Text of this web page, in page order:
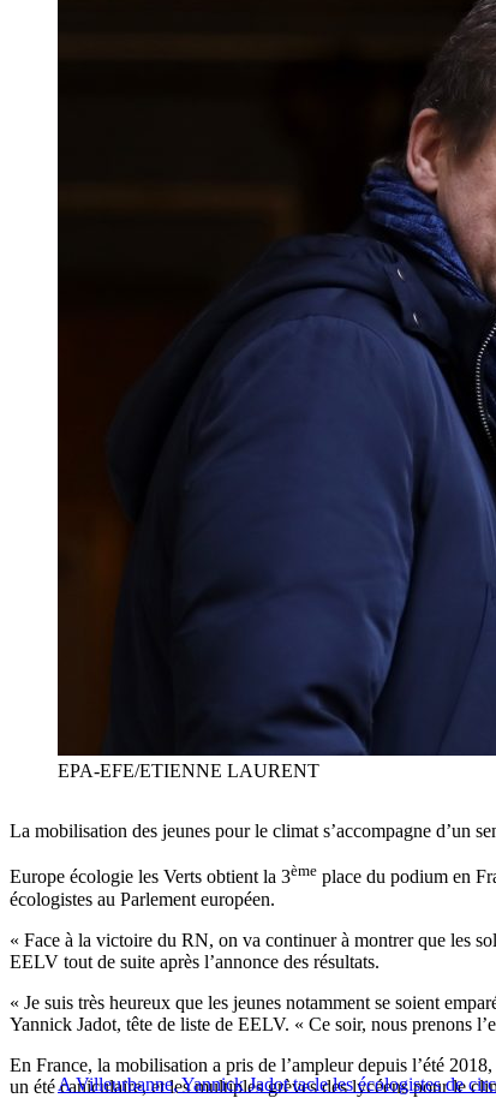
EPA-EFE/ETIENNE LAURENT
La mobilisation des jeunes pour le climat s’accompagne d’un
Europe écologie les Verts obtient la 3ème place du podium en
écologistes au Parlement européen.
« Face à la victoire du RN, on va continuer à montrer que les
EELV tout de suite après l’annonce des résultats.
« Je suis très heureux que les jeunes notamment se soient
Yannick Jadot, tête de liste de EELV. « Ce soir, nous prenons
A Villeurbanne, Yannick Jadot tacle les écologistes de
En France, la mobilisation a pris de l’ampleur depuis l’été
un été caniculaire, et les multiples grèves des lycéens pour le